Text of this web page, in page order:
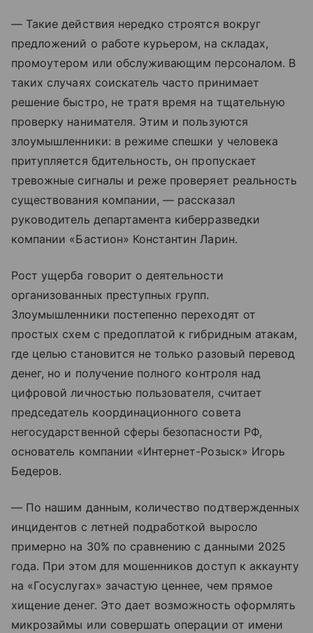
— Такие действия нередко строятся вокруг
предложений о работе курьером, на складах,
промоутером или обслуживающим персоналом. В
таких случаях соискатель часто принимает
решение быстро, не тратя время на тщательную
проверку нанимателя. Этим и пользуются
злоумышленники: в режиме спешки у человека
притупляется бдительность, он пропускает
тревожные сигналы и реже проверяет реальность
существования компании, — рассказал
руководитель департамента киберразведки
компании «Бастион» Константин Ларин.
Рост ущерба говорит о деятельности
организованных преступных групп.
Злоумышленники постепенно переходят от
простых схем с предоплатой к гибридным атакам,
где целью становится не только разовый перевод
денег, но и получение полного контроля над
цифровой личностью пользователя, считает
председатель координационного совета
негосударственной сферы безопасности РФ,
основатель компании «Интернет-Розыск» Игорь
Бедеров.
— По нашим данным, количество подтвержденных
инцидентов с летней подработкой выросло
примерно на 30% по сравнению с данными 2025
года. При этом для мошенников доступ к аккаунту
на «Госуслугах» зачастую ценнее, чем прямое
хищение денег. Это дает возможность оформлять
микрозаймы или совершать операции от имени